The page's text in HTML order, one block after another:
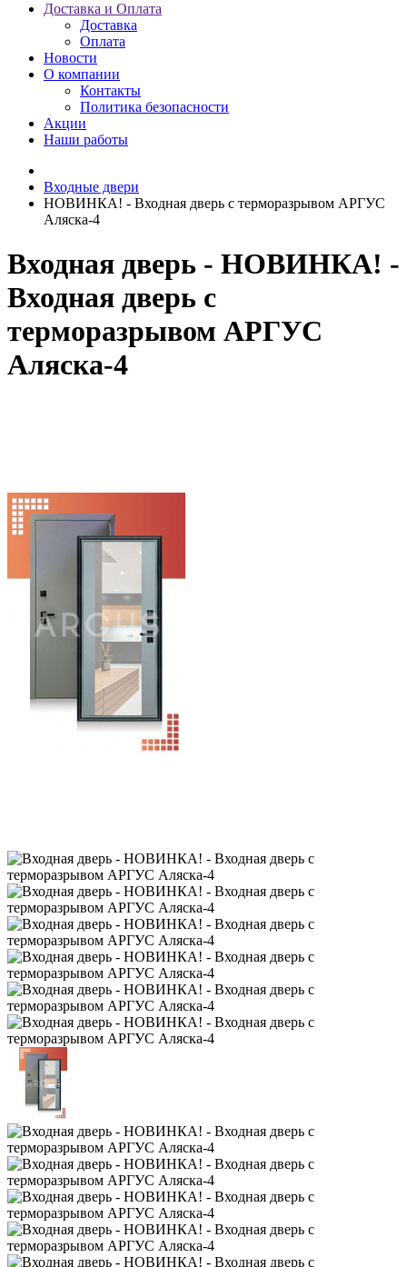
Доставка и Оплата
Доставка
Оплата
Новости
О компании
Контакты
Политика безопасности
Акции
Наши работы
Входные двери
НОВИНКА! - Входная дверь с терморазрывом АРГУС
Аляска-4
Входная дверь - НОВИНКА! -
Входная дверь с
терморазрывом АРГУС
Аляска-4